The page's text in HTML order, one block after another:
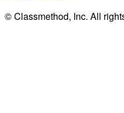
© Classmethod, Inc. All